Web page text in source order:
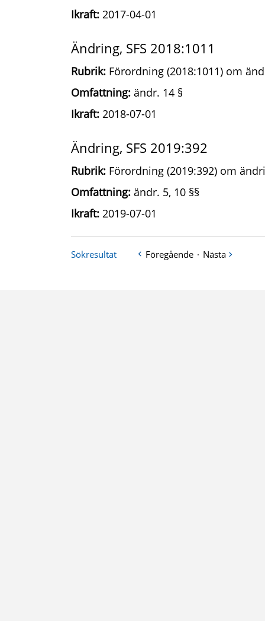
Ikraft: 2017-04-01
Ändring, SFS 2018:1011
Rubrik: Förordning (2018:1011) om
Omfattning: ändr. 14 §
Ikraft: 2018-07-01
Ändring, SFS 2019:392
Rubrik: Förordning (2019:392) om
Omfattning: ändr. 5, 10 §§
Ikraft: 2019-07-01
Sökresultat Föregående · Nästa